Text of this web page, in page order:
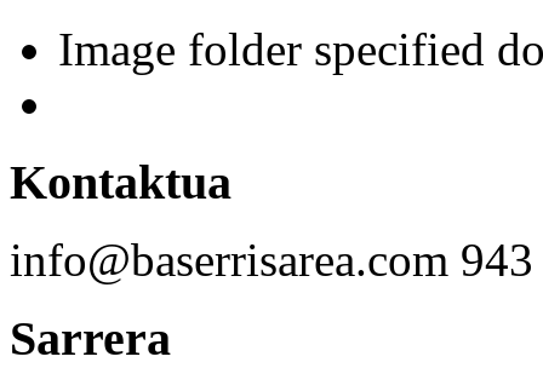
Image folder specified
Kontaktua
info@baserrisarea.com
Sarrera